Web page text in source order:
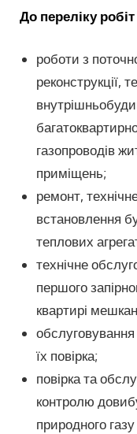
До переліку
роботи з
реконструкції,
газопроводів
приміщень;
ремонт,
встановлення
теплових
технічне
першого
квартирі
обслуговування
їх повірка;
повірка та
контролю
природного